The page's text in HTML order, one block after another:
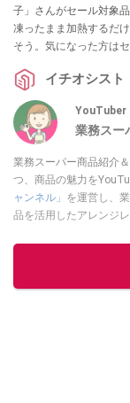
子」さんがセール対象
凍ったまま加熱するだ
そう。気になった方は
イチオシスト
YouTuber
業務スー
業務スーパー商品紹介
つ、商品の魅力を
ャンネル」 を運営し、
品を活用したアレンジ